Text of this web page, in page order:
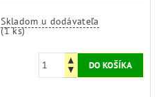
Skladom u dodávateľa
(1 ks)